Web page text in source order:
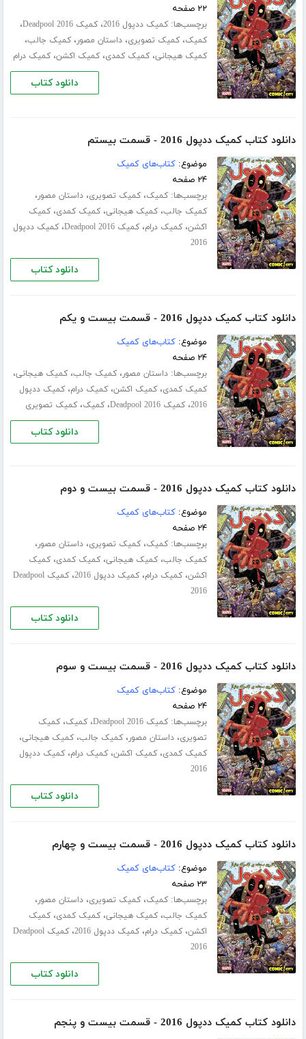
۲۲ صفحه
برچسب‌ها:کمیک ددپول 2016 ،کمیک Deadpool 2016 ،
کمیک،کمیک تصویری،داستان مصور،کمیک جالب،
کمیک هیجانی،کمیک کمدی،کمیک اکشن،کمیک درام
دانلود کتاب
دانلود کتاب کمیک ددپول 2016 - قسمت بیستم
موضوع:کتاب‌های کمیک
۲۴ صفحه
برچسب‌ها:کمیک،کمیک تصویری،داستان مصور،
کمیک جالب،کمیک هیجانی،کمیک کمدی،کمیک
اکشن،کمیک درام،کمیک Deadpool 2016 ،کمیک ددپول
2016
دانلود کتاب
دانلود کتاب کمیک ددپول 2016 - قسمت بیست و یکم
موضوع:کتاب‌های کمیک
۲۴ صفحه
برچسب‌ها:داستان مصور،کمیک جالب،کمیک هیجانی،
کمیک کمدی،کمیک اکشن،کمیک درام،کمیک ددپول
2016،کمیک Deadpool 2016 ،کمیک،کمیک تصویری
دانلود کتاب
دانلود کتاب کمیک ددپول 2016 - قسمت بیست و دوم
موضوع:کتاب‌های کمیک
۲۴ صفحه
برچسب‌ها:کمیک،کمیک تصویری،داستان مصور،
کمیک جالب،کمیک هیجانی،کمیک کمدی،کمیک
اکشن،کمیک درام،کمیک ددپول 2016 ،
کمیک Deadpool
2016
دانلود کتاب
دانلود کتاب کمیک ددپول 2016 - قسمت بیست و سوم
موضوع:کتاب‌های کمیک
۲۴ صفحه
برچسب‌ها:کمیک Deadpool 2016 ،کمیک،کمیک
تصویری،داستان مصور،کمیک جالب،کمیک هیجانی،
کمیک کمدی،کمیک اکشن،کمیک درام،کمیک ددپول
2016
دانلود کتاب
دانلود کتاب کمیک ددپول 2016 - قسمت بیست و چهارم
موضوع:کتاب‌های کمیک
۲۳ صفحه
برچسب‌ها:کمیک،کمیک تصویری،داستان مصور،
کمیک جالب،کمیک هیجانی،کمیک کمدی،کمیک
اکشن،کمیک درام،کمیک ددپول 2016 ،
کمیک Deadpool
2016
دانلود کتاب
دانلود کتاب کمیک ددپول 2016 - قسمت بیست و پنجم